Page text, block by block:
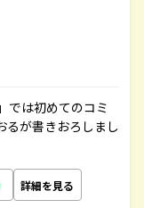
では初めてのコミ
るが書きおろしまし
詳細を見る